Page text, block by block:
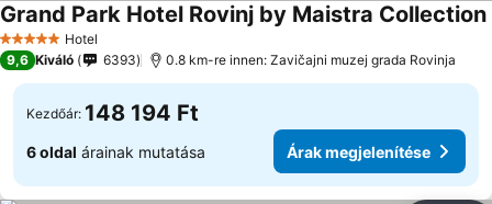
5 KategóriaHotel
Grand Park Hotel Rovinj by Maistra Collection
9,6 Kiváló 6393 0.8 km-re innen: Zavičajni muzej grada Rovinja
Kezdőár: 148 194 Ft
6 oldal árainak mutatása Árak megjelenítése